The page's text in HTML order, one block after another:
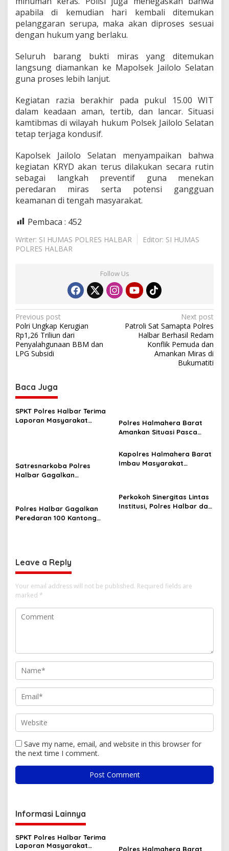
apabila di kemudian hari kembali ditemukan
pelanggaran serupa, maka akan diproses sesuai
dengan hukum yang berlaku.
Seluruh barang bukti miras yang ditemukan
langsung diamankan ke Mapolsek Jailolo Selatan
guna proses lebih lanjut.
Kegiatan razia berakhir pada pukul 15.00 WIT
dalam keadaan aman, tertib, dan lancar. Situasi
kamtibmas di wilayah hukum Polsek Jailolo Selatan
tetap terjaga kondusif.
Kapolsek Jailolo Selatan menyampaikan bahwa
kegiatan KRYD akan terus dilakukan secara rutin
sebagai langkah preventif guna menekan
peredaran miras serta potensi gangguan
keamanan di tengah masyarakat.
Pembaca : 452
Writer: SI HUMAS POLRES HALBAR
Editor: SI HUMAS
POLRES HALBAR
Follow Us
P
o
s
a
v
i
t
i
n
Previous post
Polri Ungkap Kerugian
Rp1,26 Triliun dari
Penyalahgunaan BBM dan
LPG Subsidi
Next post
Patroli Sat Samapta Polres
Halbar Berhasil Redam
Konflik Pemuda dan
Amankan Miras di
Bukumatiti
Baca Juga
SPKT Polres Halbar Terima
Laporan Masyarakat
Polres Halmahera Barat
Amankan Situasi Pasca
Mediasi Terus Dilakukan
Satresnarkoba Polres
Halbar Gagalkan
Kapolres Halmahera Barat
Imbau Masyarakat
Polres Halbar Gagalkan
Peredaran 100 Kantong
Perkokoh Sinergitas Lintas
Institusi, Polres Halbar dan
Leave a Reply
Your email address will not be published. Required fields are
marked *
Save my name, email, and website in this browser for
the next time I comment.
Informasi Lainnya
SPKT Polres Halbar Terima
Laporan Masyarakat
Polres Halmahera Barat